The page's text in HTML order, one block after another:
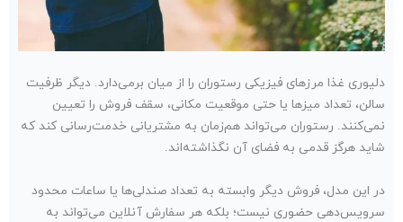
دلیوری غذا مرزهای فیزیکی رستوران را از میان برمی‌دارد. دیگر ظرفیت
سالن، تعداد میزها یا حتی موقعیت مکانی، سقف فروش را تعیین
نمی‌کنند. رستوران می‌تواند هم‌زمان به مشتریانی خدمت‌رسانی کند که
شاید هرگز قدمی به فضای آن نگذاشته‌اند.
در این مدل، فروش دیگر وابسته به تعداد صندلی‌ها یا ساعات محدود
سرویس‌دهی حضوری نیست؛ بلکه هر سفارش آنلاین می‌تواند به